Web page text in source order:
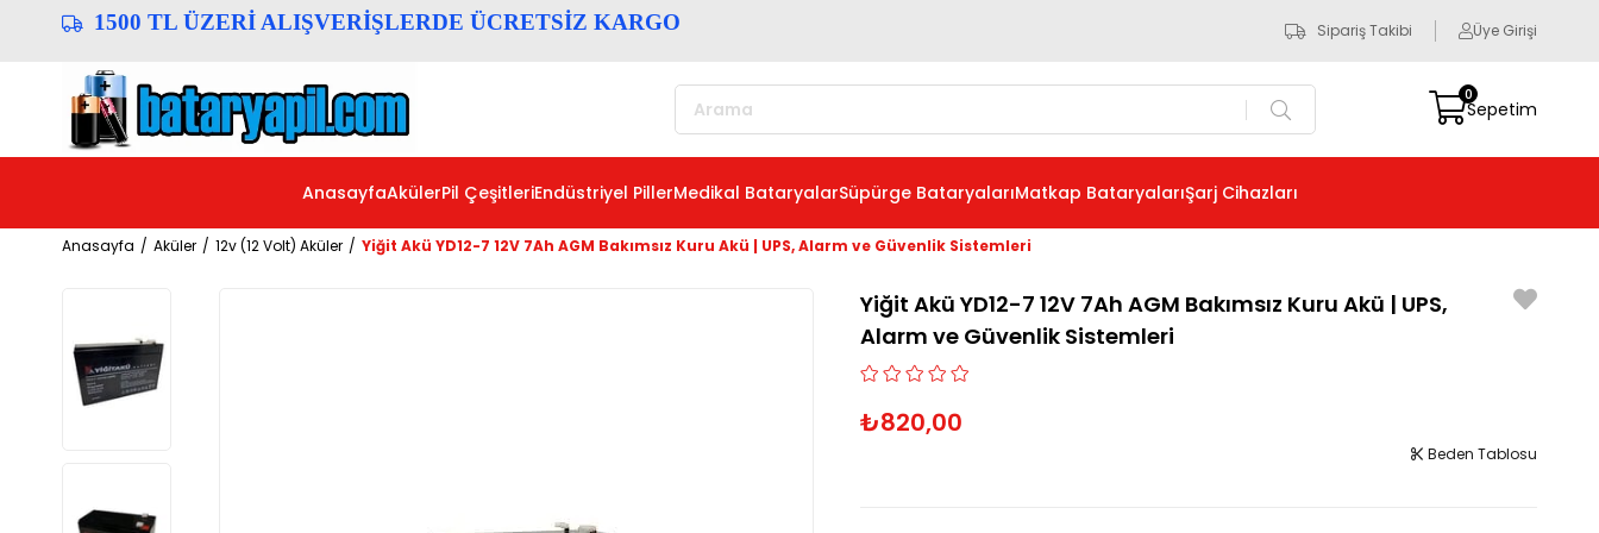
1500 TL ÜZERİ ALIŞVERİŞLERDE ÜCRETSİZ KARGO Sipariş Takibi Üye Girişi
Sepetim
0
AnasayfaAkülerPil ÇeşitleriEndüstriyel PillerMedikal BataryalarSüpürge BataryalarıMatkap BataryalarıŞarj Cihazları
Anasayfa Aküler 12v (12 Volt) Aküler Yiğit Akü YD12-7 12V 7Ah AGM Bakımsız Kuru Akü | UPS, Alarm ve Güvenlik Sistemleri
Yiğit Akü YD12-7 12V 7Ah AGM Bakımsız Kuru Akü | UPS,
Alarm ve Güvenlik Sistemleri
₺820,00
Beden Tablosu